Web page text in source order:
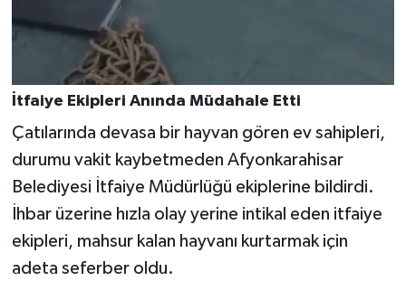
İtfaiye Ekipleri Anında Müdahale Etti
Çatılarında devasa bir hayvan gören ev sahipleri,
durumu vakit kaybetmeden Afyonkarahisar
Belediyesi İtfaiye Müdürlüğü ekiplerine bildirdi.
İhbar üzerine hızla olay yerine intikal eden itfaiye
ekipleri, mahsur kalan hayvanı kurtarmak için
adeta seferber oldu.